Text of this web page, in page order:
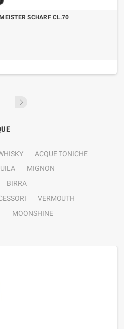
SCHARF CL.70
ACQUE TONICHE
MIGNON
BIRRA
VERMOUTH
MOONSHINE